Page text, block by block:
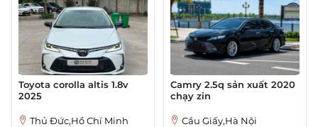
Toyota corolla altis 1.8v
2025
Thủ Đức,Hồ Chí Minh
Camry 2.5q sản xuất 2020
chạy zin
Cầu Giấy,Hà Nội